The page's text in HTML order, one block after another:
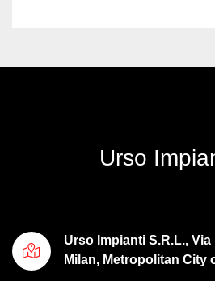
Urso
Urso Impianti S.R.L.,
Milan, Metropolitan City